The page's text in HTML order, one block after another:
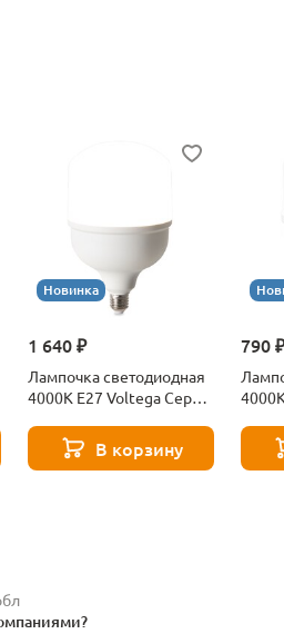
Новинка
1 640 ₽
Лампочка светодиодная
4000К Е27 Voltega Серия
В корзину
790